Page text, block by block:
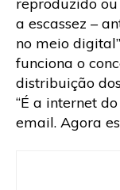
reproduzido
a escassez –
no meio
funciona o
distribuição
“É a internet
email. Agora